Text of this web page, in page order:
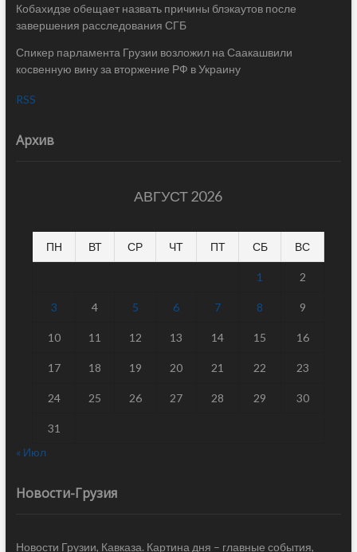
Кобахидзе обещает назвать причины блэкаутов после
завершения расследования СГБ
Спикер парламента Грузии возложил на Саакашвили
косвенную вину за вторжение РФ в Украину
RSS
Архив
АВГУСТ 2026
ПН ВТ СР ЧТ ПТ СБ ВС
1 2
3 4 5 6 7 8 9
10 11 12 13 14 15 16
17 18 19 20 21 22 23
24 25 26 27 28 29 30
31
« Июл
Новости-Грузия
Новости Грузии, Кавказа. Картина дня – главные события,